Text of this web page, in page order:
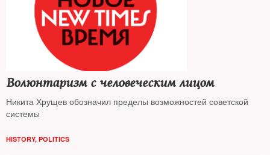
Волюнтаризм с человеческим лицом
Никита Хрущев обозначил пределы возможностей советской
системы
HISTORY, POLITICS